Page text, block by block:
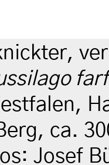
ca.
Josef